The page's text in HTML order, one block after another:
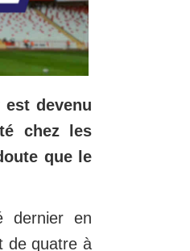
est devenu
chez les
que le
dernier en
de quatre à